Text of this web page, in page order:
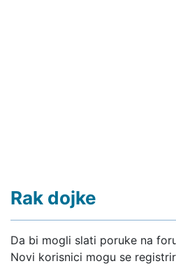
Rak dojke
Da bi mogli slati poruke na
Novi korisnici mogu se